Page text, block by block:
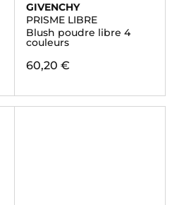
GIVENCHY
PRISME LIBRE
Blush poudre libre 4
couleurs
60,20 €